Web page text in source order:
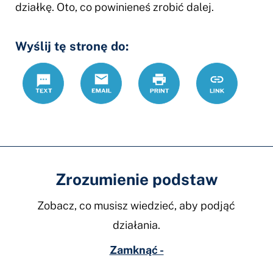
działkę. Oto, co powinieneś zrobić dalej.
Wyślij tę stronę do:
Text
Email Drukuj
https://
mobilnego-
Link
Zrozumienie podstaw
Zobacz, co musisz wiedzieć, aby podjąć
działania.
Zamknąć -